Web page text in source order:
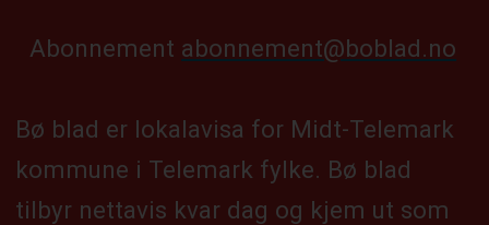
Abonnement abonnement@boblad.no
Bø blad er lokalavisa for Midt-Telemark
kommune i Telemark fylke. Bø blad
tilbyr nettavis kvar dag og kjem ut som